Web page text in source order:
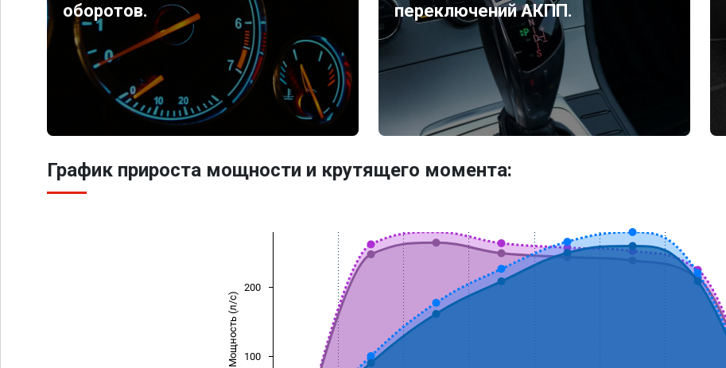
оборотов.
переключений АКПП.
График прироста мощности и крутящего момента:
Мощность (л/с) 100
200